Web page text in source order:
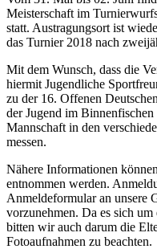
Meisterschaft im
statt. Austragungsort ist
das Turnier 2018 nach
Mit dem Wunsch, dass die
hiermit Jugendliche
zu der 16. Offenen
der Jugend im
Mannschaft in den
messen.
Nähere Informationen
entnommen werden.
Anmeldeformular an unsere
vorzunehmen. Da es sich
bitten wir auch darum die
Fotoaufnahmen zu beachten.